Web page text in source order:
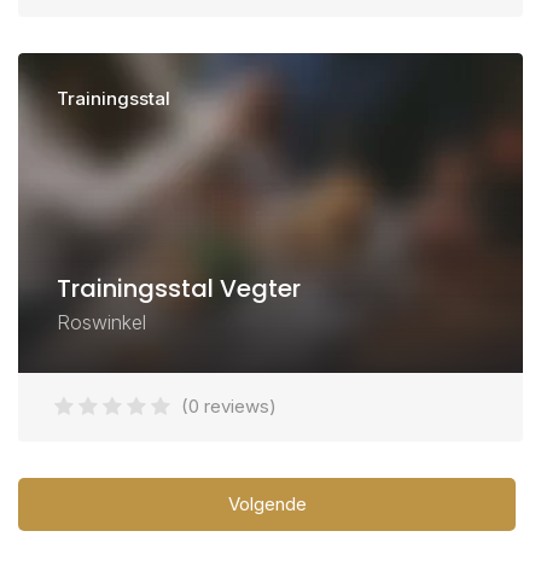
Trainingsstal
Trainingsstal Vegter
Roswinkel
(0 reviews)
Volgende